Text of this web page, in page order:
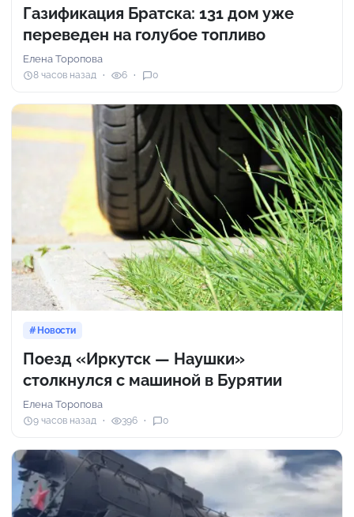
Газификация Братска: 131 дом уже
переведен на голубое топливо
Елена Торопова
8 часов назад 6 0
Новости
Поезд «Иркутск — Наушки»
столкнулся с машиной в Бурятии
Елена Торопова
9 часов назад 396 0